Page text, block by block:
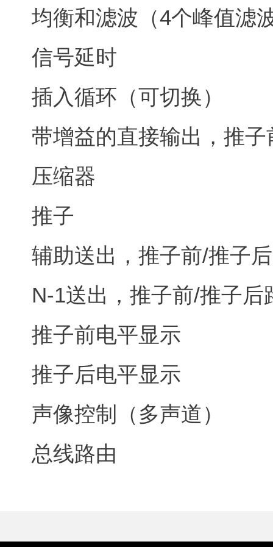
均衡和滤波（4个峰值滤
信号延时
插入循环（可切换）
带增益的直接输出，推
压缩器
推子
辅助送出，推子前/推子
N-1送出，推子前/推子后
推子前电平显示
推子后电平显示
声像控制（多声道）
总线路由